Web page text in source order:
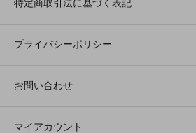
特定商取引法に基づく表記
プライバシーポリシー
お問い合わせ
マイアカウント